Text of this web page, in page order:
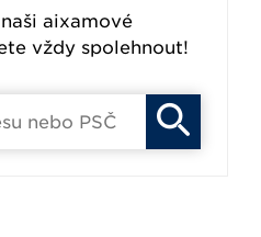
aixamové
vždy spolehnout!